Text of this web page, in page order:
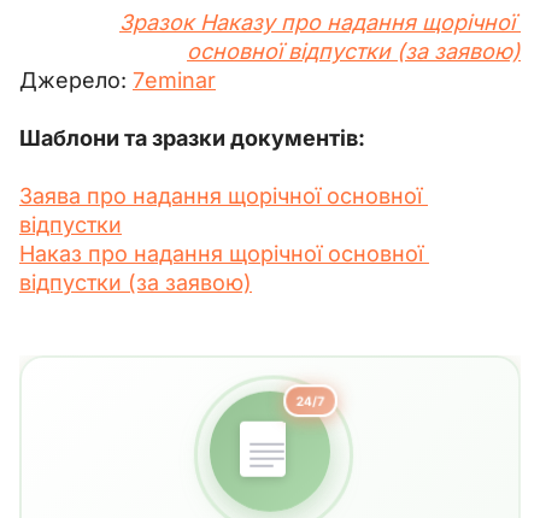
Зразок Наказу про надання щорічної
основної відпустки (за заявою)
Джерело: 7eminar
Шаблони та зразки документів:
Заява про надання щорічної основної
відпустки
Наказ про надання щорічної основної
відпустки (за заявою)